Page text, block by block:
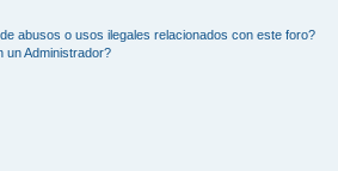
abusos o usos ilegales relacionados con este foro?
un Administrador?